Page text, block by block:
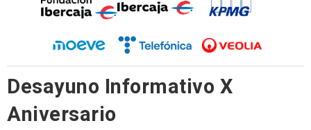
Desayuno Informativo X
Aniversario